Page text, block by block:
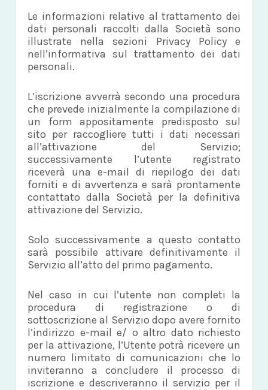
Le informazioni relative al trattamento dei
dati personali raccolti dalla Società sono
illustrate nella sezioni Privacy Policy e
nell’informativa sul trattamento dei dati
personali.
L’iscrizione avverrà secondo una procedura
che prevede inizialmente la compilazione di
un form appositamente predisposto sul
sito per raccogliere tutti i dati necessari
all’attivazione del Servizio;
successivamente l’utente registrato
riceverà una e-mail di riepilogo dei dati
forniti e di avvertenza e sarà prontamente
contattato dalla Società per la definitiva
attivazione del Servizio.
Solo successivamente a questo contatto
sarà possibile attivare definitivamente il
Servizio all’atto del primo pagamento.
Nel caso in cui l’utente non completi la
procedura di registrazione o di
sottoscrizione al Servizio dopo avere fornito
l’indirizzo e-mail e/ o altro dato richiesto
per la attivazione, l’Utente potrà ricevere un
numero limitato di comunicazioni che lo
inviteranno a concludere il processo di
iscrizione e descriveranno il servizio per il